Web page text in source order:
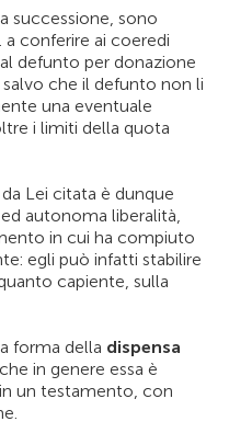
successione, sono
conferire ai coeredi
defunto per donazione
che il defunto non li
una eventuale
i limiti della quota
da Lei citata è dunque
autonoma liberalità,
in cui ha compiuto
egli può infatti stabilire
capiente, sulla
forma della dispensa
in genere essa è
un testamento, con